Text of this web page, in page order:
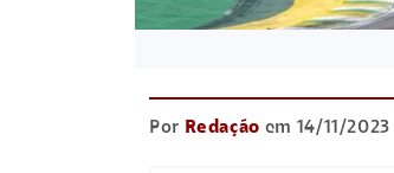
Por Redação em 14/11/2023